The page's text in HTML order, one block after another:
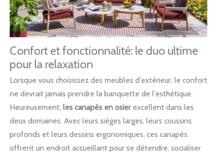
Confort et fonctionnalité: le duo ultime
pour la relaxation
Lorsque vous choisissez des meubles d'extérieur, le confort
ne devrait jamais prendre la banquette de l'esthétique.
Heureusement, les canapés en osier excellent dans les
deux domaines. Avec leurs sièges larges, leurs coussins
profonds et leurs dessins ergonomiques, ces canapés
offrent un endroit accueillant pour se détendre, socialiser